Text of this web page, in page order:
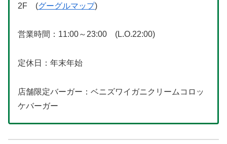
2F (グーグルマップ)
営業時間：11:00～23:00 (L.O.22:00)
定休日：年末年始
店舗限定バーガー：ベニズワイガニクリームコロッ
ケバーガー